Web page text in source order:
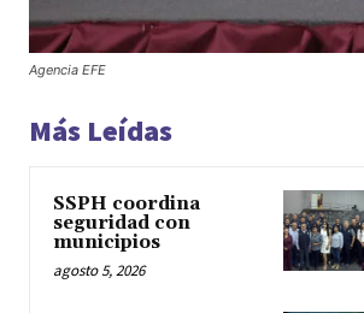
Agencia EFE
Más Leídas
SSPH coordina
seguridad con
municipios
agosto 5, 2026